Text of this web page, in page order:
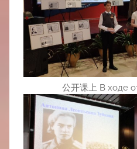
公开课上 В ходе